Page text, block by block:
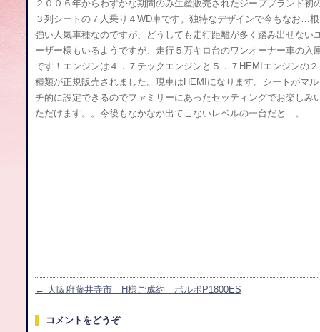
２００６年からわずかな期間のみ生産販売されたジープブランド初
３列シートの７人乗り４WD車です。独特なデザインで今もなお…根
強い人氣車種なのですが、どうしても走行距離が多く踏み出せない
ーザー様もいるようですが、走行５万キロ台のワンオーナー車の入
です！エンジンは４．７テックエンジンと５．７HEMIエンジンの２
種類が正規販売されました。現車はHEMIになります。シートがマル
チ的に設定できるのでファミリーにあったセッティングでお楽しみ
ただけます。。今後もなかなか出てこないレベルの一台だと…。
← 大阪府藤井寺市 H様ご成約 ボルボP1800ES
コメントをどうぞ